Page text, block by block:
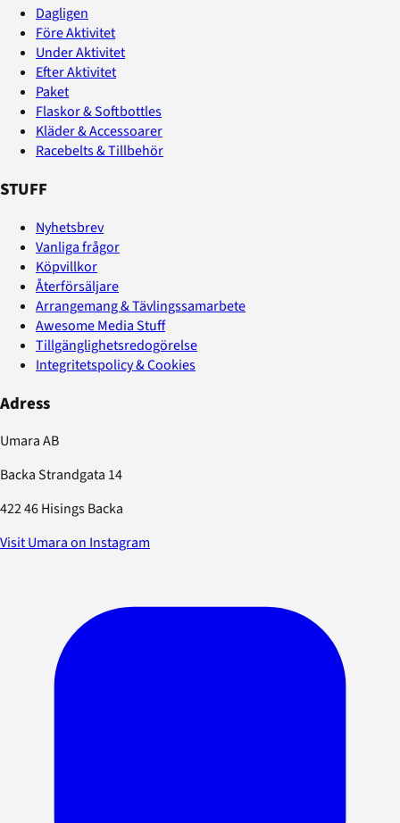
Dagligen
Före Aktivitet
Under Aktivitet
Efter Aktivitet
Paket
Flaskor & Softbottles
Kläder & Accessoarer
Racebelts & Tillbehör
STUFF
Nyhetsbrev
Vanliga frågor
Köpvillkor
Återförsäljare
Arrangemang & Tävlingssamarbete
Awesome Media Stuff
Tillgänglighetsredogörelse
Integritetspolicy & Cookies
Adress
Umara AB
Backa Strandgata 14
422 46 Hisings Backa
Visit Umara on Instagram